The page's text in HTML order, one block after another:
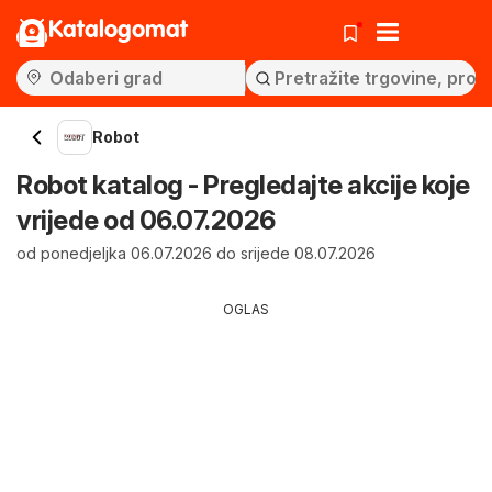
Katalogomat
Robot
Robot katalog - Pregledajte akcije koje
vrijede od 06.07.2026
od ponedjeljka 06.07.2026 do srijede 08.07.2026
OGLAS